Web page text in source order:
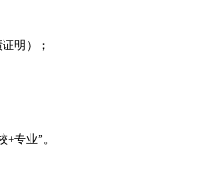
明）；
专业”。